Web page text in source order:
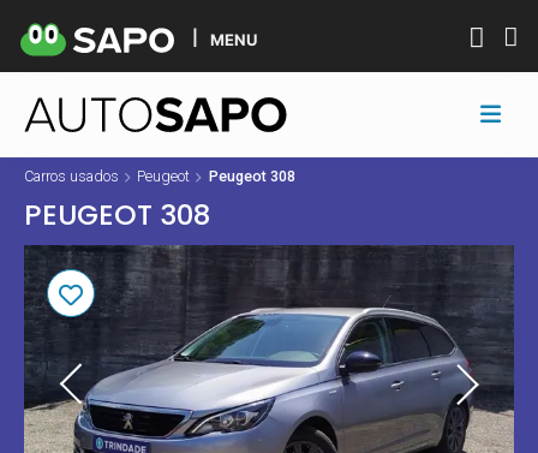
MENU
Carros usados Peugeot Peugeot 308
PEUGEOT 308